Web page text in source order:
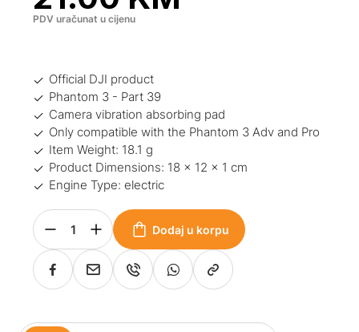
PDV uračunat u cijenu
Official DJI product
Phantom 3 - Part 39
Camera vibration absorbing pad
Only compatible with the Phantom 3 Adv and Pro
Item Weight: 18.1 g
Product Dimensions: 18 x 12 x 1 cm
Engine Type: electric
Dodaj u korpu